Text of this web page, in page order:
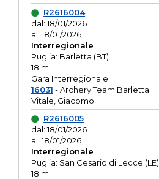
R2616004
dal: 18/01/2026
al: 18/01/2026
Interregionale
Puglia: Barletta (BT)
18 m
Gara Interregionale
16031 - Archery Team Barletta
Vitale, Giacomo
R2616005
dal: 18/01/2026
al: 18/01/2026
Interregionale
Puglia: San Cesario di Lecce (LE)
18 m